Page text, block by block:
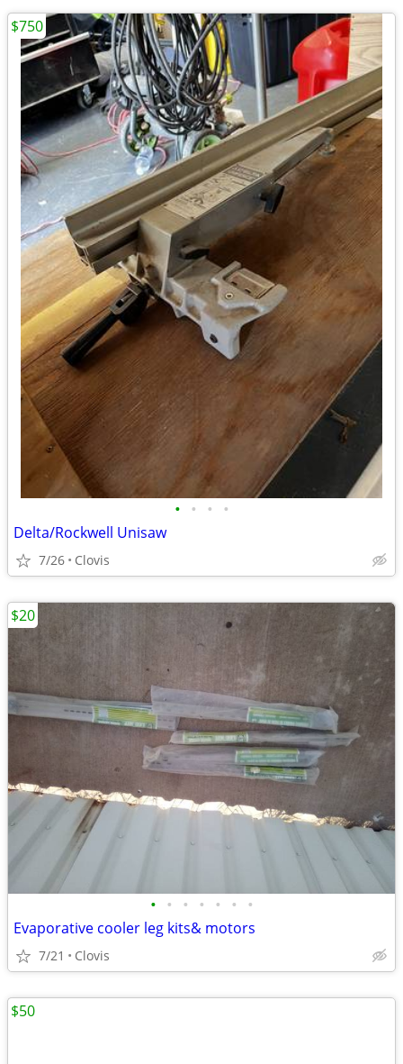
• • • •
Delta/Rockwell Unisaw
7/26 Clovis
$750
• • • • • • •
Evaporative cooler leg kits& motors
7/21 Clovis
$20
$50